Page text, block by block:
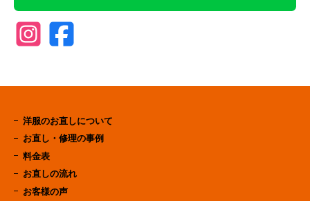
洋服のお直しについて
お直し・修理の事例
料金表
お直しの流れ
お客様の声